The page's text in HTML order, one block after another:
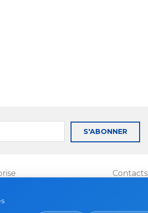
S'ABONNER
Contacts